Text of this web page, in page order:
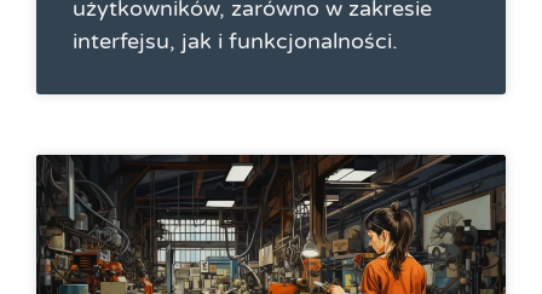
użytkowników, zarówno w zakresie
interfejsu, jak i funkcjonalności.